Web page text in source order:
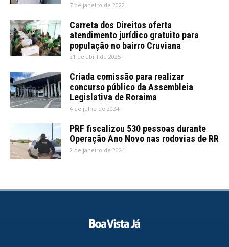
7 de janeiro de 2022
Carreta dos Direitos oferta
atendimento jurídico gratuito para
população no bairro Cruviana
21 de abril de 2025
Criada comissão para realizar
concurso público da Assembleia
Legislativa de Roraima
4 de julho de 2024
PRF fiscalizou 530 pessoas durante
Operação Ano Novo nas rodovias de RR
2 de janeiro de 2024